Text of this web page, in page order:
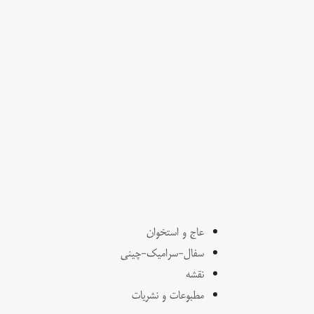
عاج و استخوان
سفال-سرامیک-چینی
نقشه
مطبوعات و نشریات